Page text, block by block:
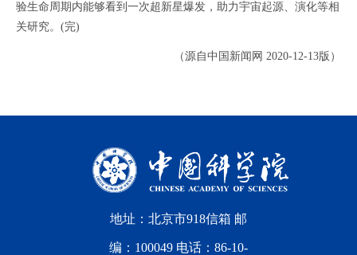
验生命周期内能够看到一次超新星爆发，助力宇宙起源、演化等相
关研究。(完)
（源自中国新闻网 2020-12-13版）
地址：北京市918信箱 邮
编：100049 电话：86-10-